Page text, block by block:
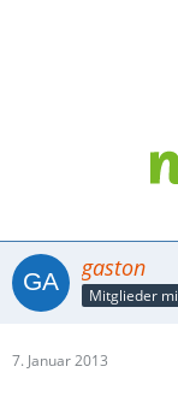
gaston
7. Januar 2013